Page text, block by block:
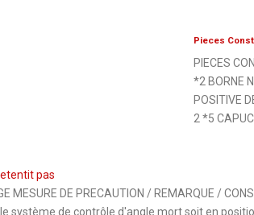
Pieces
PIECES
*2 BORNE
POSITIVE
2 *5
pas
MESURE DE PRECAUTION / REMARQUE /
le système de contrôle d'angle mort soit en